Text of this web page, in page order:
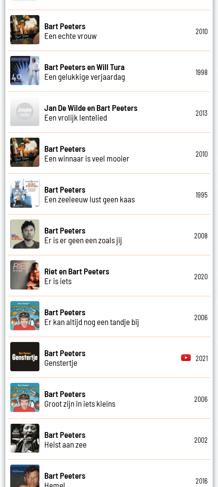
Bart Peeters
Een echte vrouw
2010
Bart Peeters en Will Tura
Een gelukkige verjaardag
1998
Jan De Wilde en Bart Peeters
Een vrolijk lentelied
2013
Bart Peeters
Een winnaar is veel mooier
2010
Bart Peeters
Een zeeleeuw lust geen kaas
1995
Bart Peeters
Er is er geen een zoals jij
2008
Riet en Bart Peeters
Er is iets
2020
Bart Peeters
Er kan altijd nog een tandje bij
2006
Bart Peeters
Genstertje
2021
Bart Peeters
Groot zijn in iets kleins
2006
Bart Peeters
Heist aan zee
2002
Bart Peeters
Hemel
2016